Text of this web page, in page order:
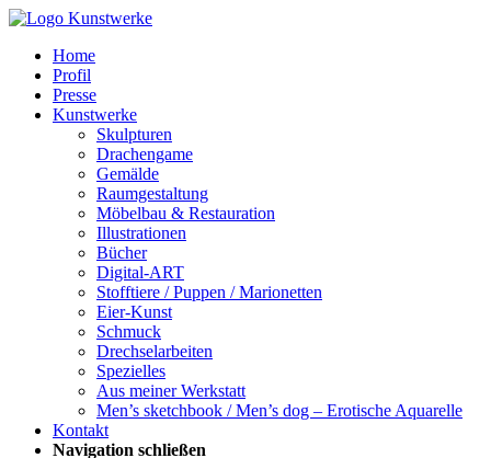
Home
Profil
Presse
Kunstwerke
Skulpturen
Drachengame
Gemälde
Raumgestaltung
Möbelbau & Restauration
Illustrationen
Bücher
Digital-ART
Stofftiere / Puppen / Marionetten
Eier-Kunst
Schmuck
Drechselarbeiten
Spezielles
Aus meiner Werkstatt
Men’s sketchbook / Men’s dog – Erotische Aquarelle
Kontakt
Navigation schließen